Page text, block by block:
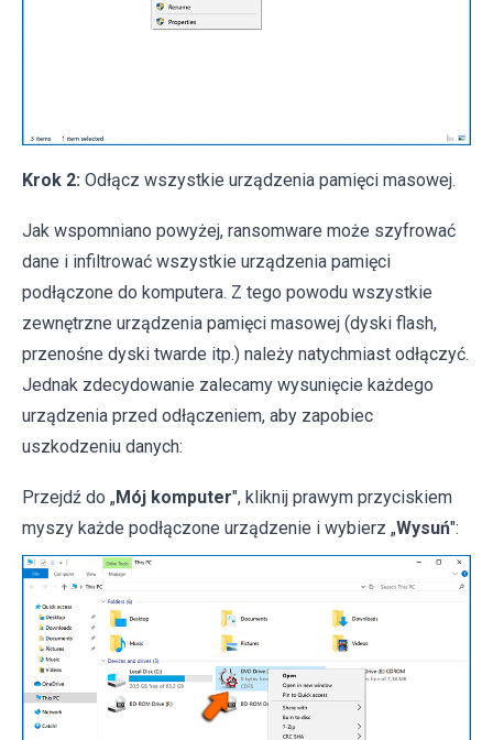
Krok 2: Odłącz wszystkie urządzenia pamięci masowej.
Jak wspomniano powyżej, ransomware może szyfrować
dane i infiltrować wszystkie urządzenia pamięci
podłączone do komputera. Z tego powodu wszystkie
zewnętrzne urządzenia pamięci masowej (dyski flash,
przenośne dyski twarde itp.) należy natychmiast odłączyć.
Jednak zdecydowanie zalecamy wysunięcie każdego
urządzenia przed odłączeniem, aby zapobiec
uszkodzeniu danych:
Przejdź do „Mój komputer", kliknij prawym przyciskiem
myszy każde podłączone urządzenie i wybierz „Wysuń":